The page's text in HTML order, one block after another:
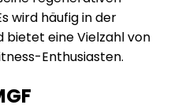
wird häufig in der
bietet eine Vielzahl von
Enthusiasten.